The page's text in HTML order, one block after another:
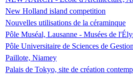
New Holland island competition
Nouvelles utilisations de la céraminque
Pôle Muséal, Lausanne - Musées de
Pôle Universitaire de Sciences de
Paillote, Niamey
Palais de Tokyo, site de création